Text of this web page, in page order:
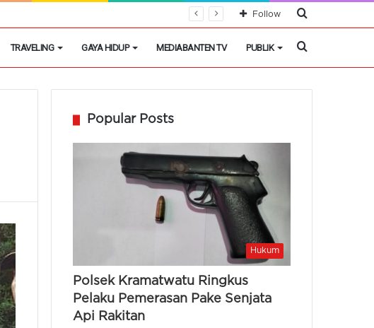
Cari
Follow
TRAVELING GAYA HIDUP MEDIABANTEN TV PUBLIK Cari
Popular Posts
Hukum
Polsek Kramatwatu Ringkus
Pelaku Pemerasan Pake Senjata
Api Rakitan